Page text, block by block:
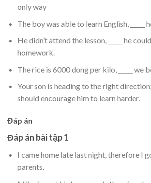
only way
The boy was able to learn English, _____
He didn’t attend the lesson, _____ he
homework.
The rice is 6000 dong per kilo, _____ we
Your son is heading to the right direction;
should encourage him to learn harder.
Đáp án
Đáp án bài tập 1
I came home late last night, therefore I
parents.